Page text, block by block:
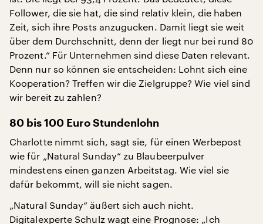
Follower, die sie hat, die sind relativ klein, die haben
Zeit, sich ihre Posts anzugucken. Damit liegt sie weit
über dem Durchschnitt, denn der liegt nur bei rund 80
Prozent.“ Für Unternehmen sind diese Daten relevant.
Denn nur so können sie entscheiden: Lohnt sich eine
Kooperation? Treffen wir die Zielgruppe? Wie viel sind
wir bereit zu zahlen?
80 bis 100 Euro Stundenlohn
Charlotte nimmt sich, sagt sie, für einen Werbepost
wie für „Natural Sunday“ zu Blaubeerpulver
mindestens einen ganzen Arbeitstag. Wie viel sie
dafür bekommt, will sie nicht sagen.
„Natural Sunday“ äußert sich auch nicht.
Digitalexperte Schulz wagt eine Prognose: „Ich